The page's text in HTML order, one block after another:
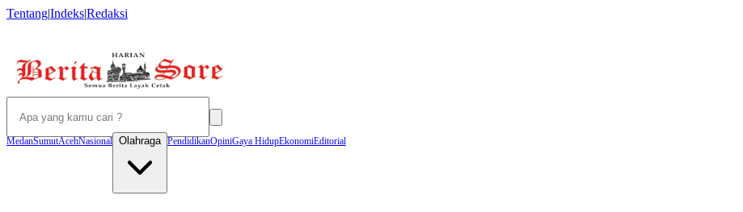
Tentang|Indeks|Redaksi
MedanSumutAcehNasional Olahraga PendidikanOpiniGaya HidupEkonomiEditorial